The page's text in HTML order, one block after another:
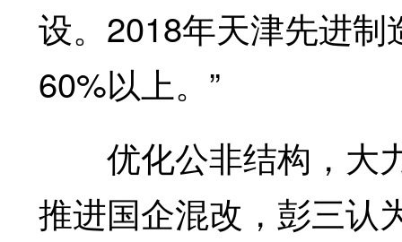
设。2018年天津先进
60%以上。”
优化公非结构，大
推进国企混改，彭三认